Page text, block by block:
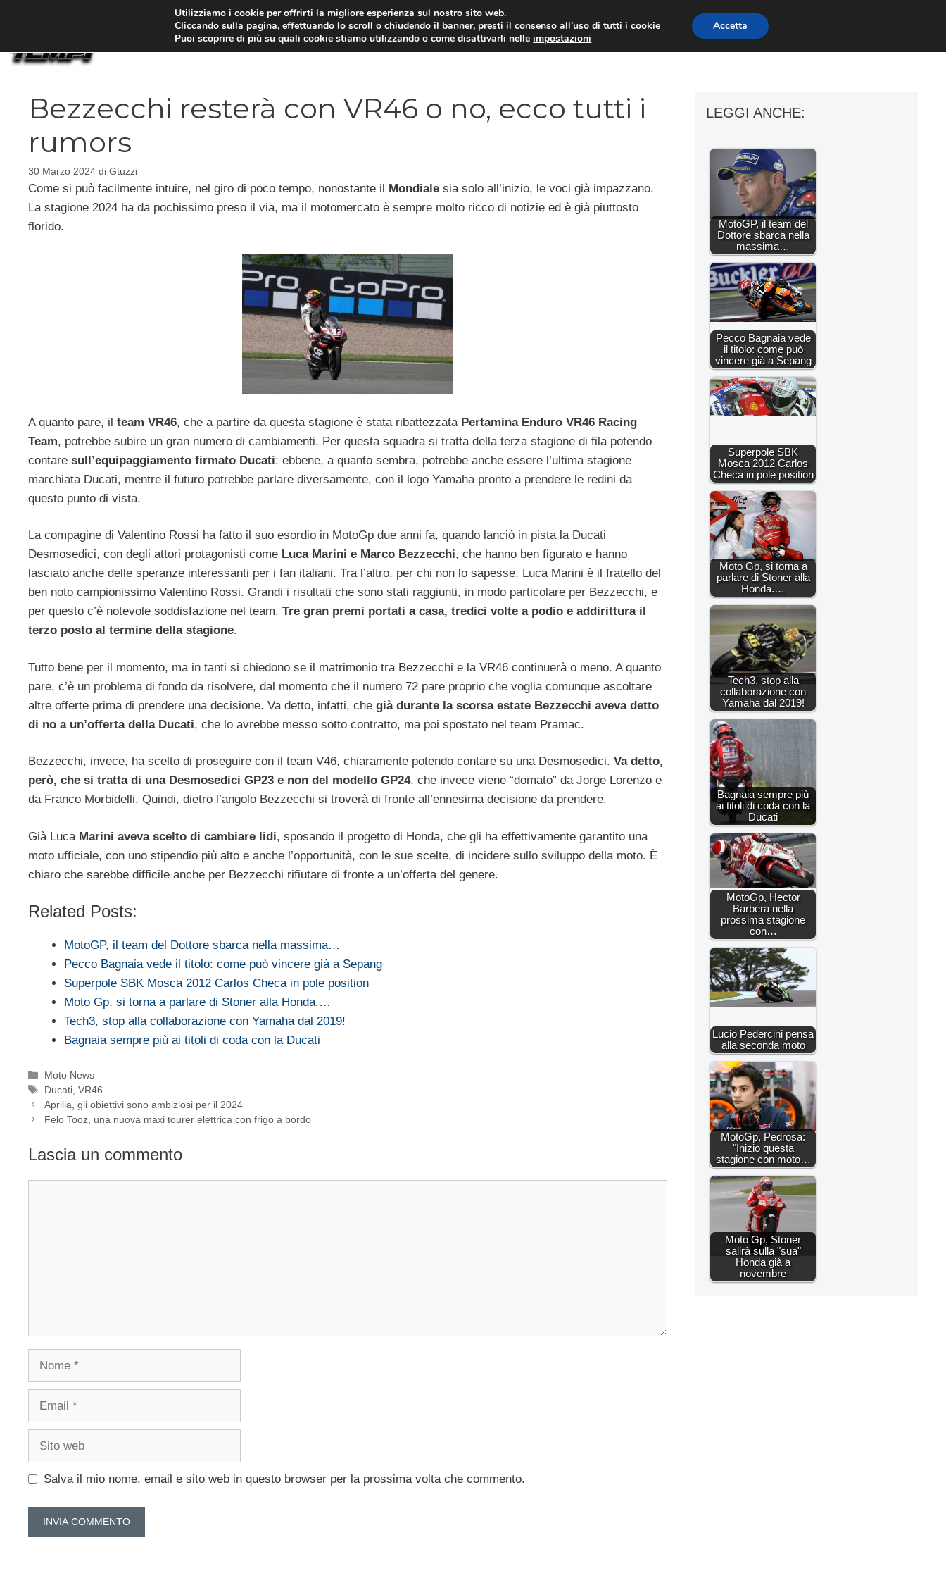
MOTO NEWS ACCESSORI MOTO MOTO GP
Bezzecchi resterà con VR46 o no, ecco tutti i
rumors
30 Marzo 2024 di Gtuzzi
Come si può facilmente intuire, nel giro di poco tempo, nonostante il Mondiale sia solo all’inizio, le voci già impazzano.
La stagione 2024 ha da pochissimo preso il via, ma il motomercato è sempre molto ricco di notizie ed è già piuttosto
florido.
A quanto pare, il team VR46, che a partire da questa stagione è stata ribattezzata Pertamina Enduro VR46 Racing
Team, potrebbe subire un gran numero di cambiamenti. Per questa squadra si tratta della terza stagione di fila potendo
contare sull’equipaggiamento firmato Ducati: ebbene, a quanto sembra, potrebbe anche essere l’ultima stagione
marchiata Ducati, mentre il futuro potrebbe parlare diversamente, con il logo Yamaha pronto a prendere le redini da
questo punto di vista.
La compagine di Valentino Rossi ha fatto il suo esordio in MotoGp due anni fa, quando lanciò in pista la Ducati
Desmosedici, con degli attori protagonisti come Luca Marini e Marco Bezzecchi, che hanno ben figurato e hanno
lasciato anche delle speranze interessanti per i fan italiani. Tra l’altro, per chi non lo sapesse, Luca Marini è il fratello del
ben noto campionissimo Valentino Rossi. Grandi i risultati che sono stati raggiunti, in modo particolare per Bezzecchi, e
per questo c’è notevole soddisfazione nel team. Tre gran premi portati a casa, tredici volte a podio e addirittura il
terzo posto al termine della stagione.
Tutto bene per il momento, ma in tanti si chiedono se il matrimonio tra Bezzecchi e la VR46 continuerà o meno. A quanto
pare, c’è un problema di fondo da risolvere, dal momento che il numero 72 pare proprio che voglia comunque ascoltare
altre offerte prima di prendere una decisione. Va detto, infatti, che già durante la scorsa estate Bezzecchi aveva detto
di no a un’offerta della Ducati, che lo avrebbe messo sotto contratto, ma poi spostato nel team Pramac.
Bezzecchi, invece, ha scelto di proseguire con il team V46, chiaramente potendo contare su una Desmosedici. Va detto,
però, che si tratta di una Desmosedici GP23 e non del modello GP24, che invece viene “domato” da Jorge Lorenzo e
da Franco Morbidelli. Quindi, dietro l’angolo Bezzecchi si troverà di fronte all’ennesima decisione da prendere.
Già Luca Marini aveva scelto di cambiare lidi, sposando il progetto di Honda, che gli ha effettivamente garantito una
moto ufficiale, con uno stipendio più alto e anche l’opportunità, con le sue scelte, di incidere sullo sviluppo della moto. È
chiaro che sarebbe difficile anche per Bezzecchi rifiutare di fronte a un’offerta del genere.
Related Posts:
MotoGP, il team del Dottore sbarca nella massima…
Pecco Bagnaia vede il titolo: come può vincere già a Sepang
Superpole SBK Mosca 2012 Carlos Checa in pole position
Moto Gp, si torna a parlare di Stoner alla Honda.…
Tech3, stop alla collaborazione con Yamaha dal 2019!
Bagnaia sempre più ai titoli di coda con la Ducati
Categorie
Moto News
Tag
Ducati ,VR46
Aprilia, gli obiettivi sono ambiziosi per il 2024
Felo Tooz, una nuova maxi tourer elettrica con frigo a bordo
Lascia un commento
Nome
Email
Sito
Salva il mio nome, email e sito web in questo browser per la prossima volta che commento.
LEGGI ANCHE:
MotoGP, il team del
Dottore sbarca nella
massima…
Pecco Bagnaia vede
il titolo: come può
vincere già a Sepang
Superpole SBK
Mosca 2012 Carlos
Checa in pole position
Moto Gp, si torna a
parlare di Stoner alla
Honda.…
Tech3, stop alla
collaborazione con
Yamaha dal 2019!
Bagnaia sempre più
ai titoli di coda con la
Ducati
MotoGp, Hector
Barbera nella
prossima stagione
con…
Lucio Pedercini pensa
alla seconda moto
MotoGp, Pedrosa:
"Inizio questa
stagione con moto…
Moto Gp, Stoner
salirà sulla "sua"
Honda già a
novembre
Utilizziamo i cookie per offrirti la migliore esperienza sul nostro sito web.
Cliccando sulla pagina, effettuando lo scroll o chiudendo il banner, presti il consenso all’uso di tutti i cookie
Puoi scoprire di più su quali cookie stiamo utilizzando o come disattivarli nelleimpostazioni
Accetta